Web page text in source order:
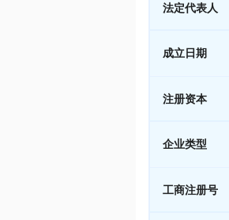
法定代表人
成立日期
注册资本
企业类型
工商注册号